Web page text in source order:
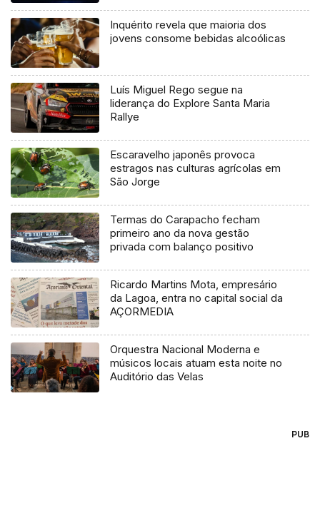
Inquérito revela que maioria dos
jovens consome bebidas alcoólicas
Luís Miguel Rego segue na
liderança do Explore Santa Maria
Rallye
Escaravelho japonês provoca
estragos nas culturas agrícolas em
São Jorge
Termas do Carapacho fecham
primeiro ano da nova gestão
privada com balanço positivo
Ricardo Martins Mota, empresário
da Lagoa, entra no capital social da
AÇORMEDIA
Orquestra Nacional Moderna e
músicos locais atuam esta noite no
Auditório das Velas
PUB